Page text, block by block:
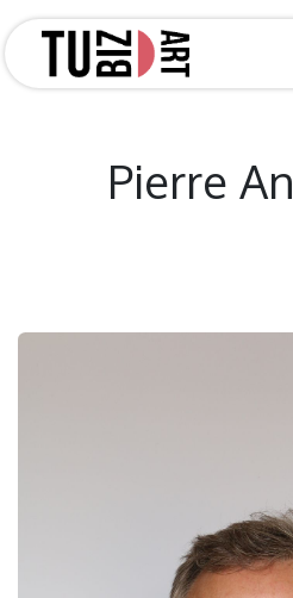
Se rendre au contenu
Pierre